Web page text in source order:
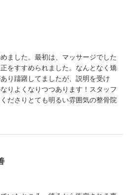
ました。最初は、マッサージでした
をすすめられました。なんとなく矯
り躊躇してましたが、説明を受け
りよくなりつつあります！スタッフ
ださりとても明るい雰囲気の整骨院